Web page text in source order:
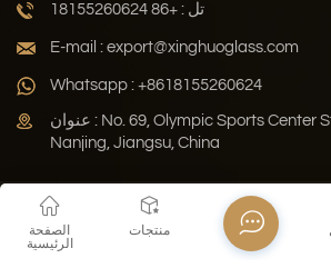
تل : +86 18155260624
E-mail : export@xinghuoglass.com
Whatsapp : +8618155260624
عنوان : No. 69, Olympic Sports Center Street, Jianye District,
Nanjing, Jiangsu, China
Xml المدونة
خريطة الموقع
حقوق النشر © 2026 Jiangsu Xinghuo Technology Co., Ltd. جميع
الصفحة
الرئيسية
منتجات